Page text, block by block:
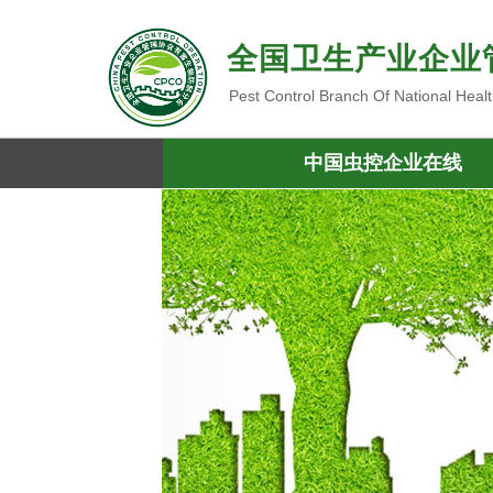
全国卫生产业企
Pest Control Branch Of National
中国虫控企业在线